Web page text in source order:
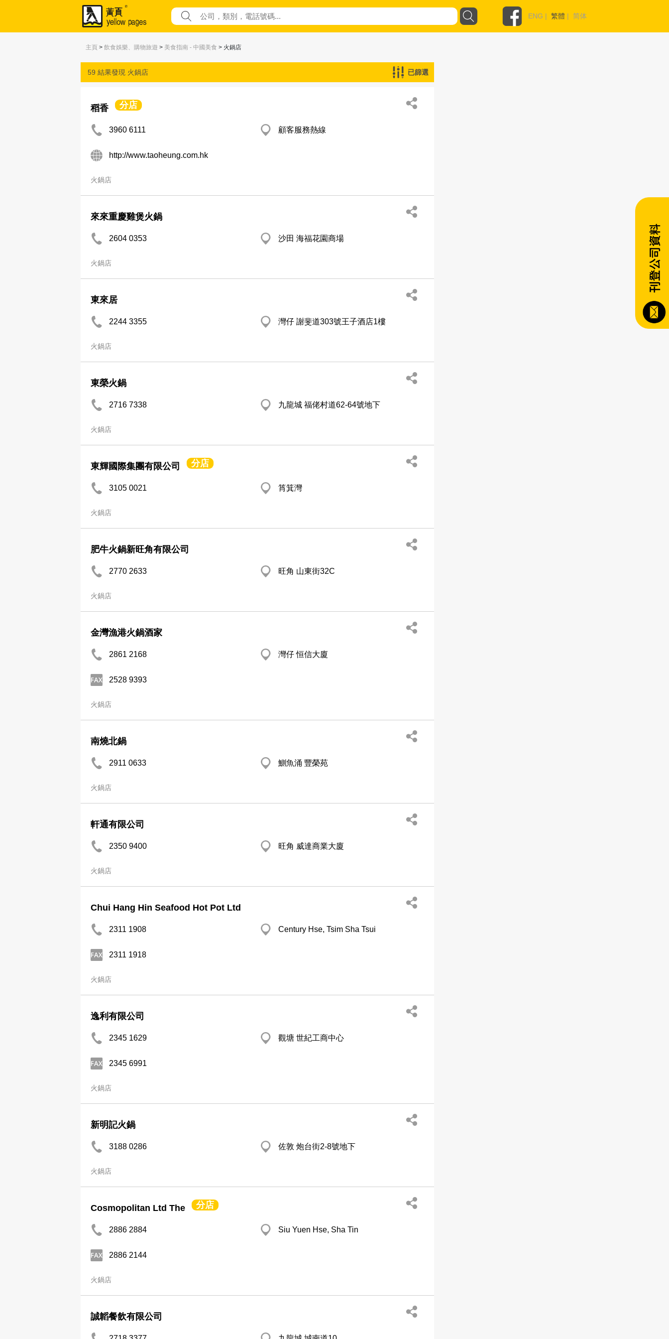
ENG | 繁體 | 简体
主頁 > 飲食娛樂、購物旅遊 > 美食指南 - 中國美食 > 火鍋店
59 結果發現 火鍋店 已篩選
稻香 分店
3960 6111 顧客服務熱線
http://www.taoheung.com.hk
火鍋店
來來重慶雞煲火鍋
2604 0353 沙田 海福花園商場
火鍋店
東來居
2244 3355 灣仔 謝斐道303號王子酒店1樓
火鍋店
東榮火鍋
2716 7338 九龍城 福佬村道62-64號地下
火鍋店
東輝國際集團有限公司 分店
3105 0021 筲箕灣
火鍋店
肥牛火鍋新旺角有限公司
2770 2633 旺角 山東街32C
火鍋店
金灣漁港火鍋酒家
2861 2168 灣仔 恒信大廈
2528 9393
火鍋店
南燒北鍋
2911 0633 鰂魚涌 豐榮苑
火鍋店
軒通有限公司
2350 9400 旺角 威達商業大廈
火鍋店
Chui Hang Hin Seafood Hot Pot Ltd
2311 1908 Century Hse, Tsim Sha Tsui
2311 1918
火鍋店
逸利有限公司
2345 1629 觀塘 世紀工商中心
2345 6991
火鍋店
新明記火鍋
3188 0286 佐敦 炮台街2-8號地下
火鍋店
Cosmopolitan Ltd The 分店
2886 2884 Siu Yuen Hse, Sha Tin
2886 2144
火鍋店
誠韜餐飲有限公司